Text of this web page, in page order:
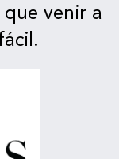
venir a